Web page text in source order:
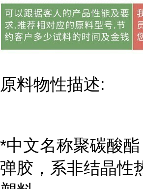
原料物性描述:
*中文名称聚碳酸
弹胶，系非结晶性